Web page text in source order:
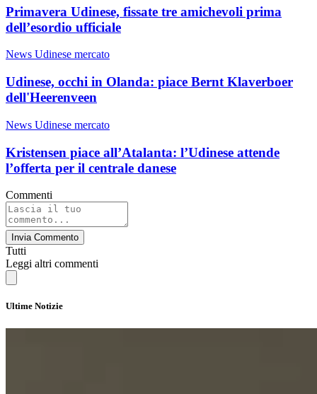
Primavera Udinese, fissate tre amichevoli prima
dell’esordio ufficiale
News Udinese mercato
Udinese, occhi in Olanda: piace Bernt Klaverboer
dell'Heerenveen
News Udinese mercato
Kristensen piace all’Atalanta: l’Udinese attende
l’offerta per il centrale danese
Commenti
Invia Commento
Tutti
Leggi altri commenti
Ultime Notizie